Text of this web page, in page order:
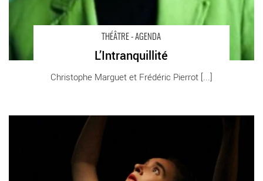
THÉÂTRE - AGENDA
L’Intranquillité
Christophe Marguet et Frédéric Pierrot [...]
ÉLISE, une épopée drôle, touchante et mémorable d’ Élise
Noiraud - Critique sortie Théâtre Paris Les Plateaux Sauvages